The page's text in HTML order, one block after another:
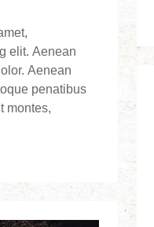
elit. Aenean
Aenean
penatibus
montes,